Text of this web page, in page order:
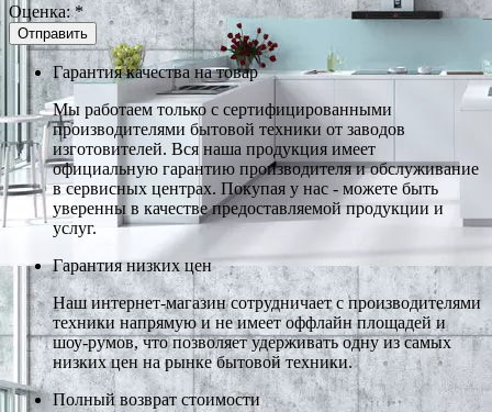
Оценка:*
Гарантия качества на товар
Мы работаем только с сертифицированными
производителями бытовой техники от заводов
изготовителей. Вся наша продукция имеет
официальную гарантию производителя и обслуживание
в сервисных центрах. Покупая у нас - можете быть
уверенны в качестве предоставляемой продукции и
услуг.
Гарантия низких цен
Наш интернет-магазин сотрудничает с производителями
техники напрямую и не имеет оффлайн площадей и
шоу-румов, что позволяет удерживать одну из самых
низких цен на рынке бытовой техники.
Полный возврат стоимости